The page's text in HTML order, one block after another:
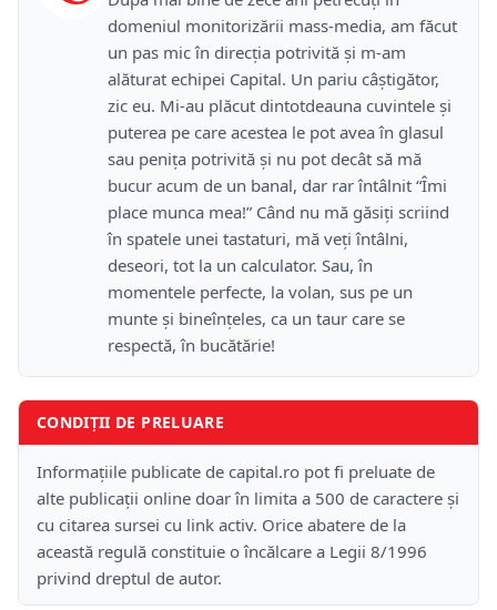
domeniul monitorizării mass-media, am făcut
un pas mic în direcţia potrivită şi m-am
alăturat echipei Capital. Un pariu câştigător,
zic eu. Mi-au plăcut dintotdeauna cuvintele şi
puterea pe care acestea le pot avea în glasul
sau peniţa potrivită şi nu pot decât să mă
bucur acum de un banal, dar rar întâlnit “Îmi
place munca mea!” Când nu mă găsiţi scriind
în spatele unei tastaturi, mă veţi întâlni,
deseori, tot la un calculator. Sau, în
momentele perfecte, la volan, sus pe un
munte şi bineînţeles, ca un taur care se
respectă, în bucătărie!
CONDIȚII DE PRELUARE
Informațiile publicate de capital.ro pot fi preluate de
alte publicații online doar în limita a 500 de caractere și
cu citarea sursei cu link activ. Orice abatere de la
această regulă constituie o încălcare a Legii 8/1996
privind dreptul de autor.